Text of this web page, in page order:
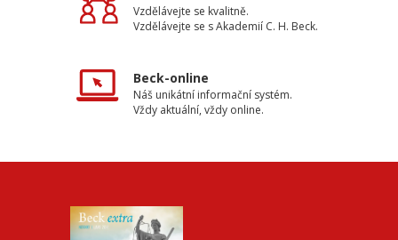
Vzdělávejte se kvalitně.
Vzdělávejte se s Akademií C. H. Beck.
Beck-online
Náš unikátní informační systém.
Vždy aktuální, vždy online.